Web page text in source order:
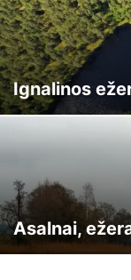
VILNIAUS RAJONAS
ŽUVŲ NERŠTAS
Ignalinos
Asalnai,